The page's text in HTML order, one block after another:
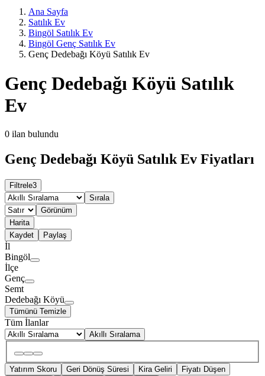
Ana Sayfa
Satılık Ev
Bingöl Satılık Ev
Bingöl Genç Satılık Ev
Genç Dedebağı Köyü Satılık Ev
Genç Dedebağı Köyü Satılık
Ev
0 ilan bulundu
Genç Dedebağı Köyü Satılık Ev Fiyatları
Filtrele3
Sırala
Görünüm
Harita
Kaydet
Paylaş
İl
Bingöl
İlçe
Genç
Semt
Dedebağı Köyü
Tümünü Temizle
Tüm İlanlar
Akıllı Sıralama
Yatırım Skoru Geri Dönüş Süresi Kira Geliri
Fiyatı Düşen